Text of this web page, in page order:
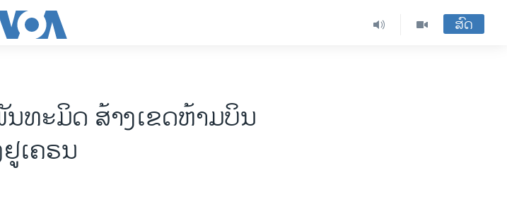
ສົດ
ທະມິດ ​ສ້າງ​ເຂດ​ຫ້າມ​ບິນ​
ເຄຣນ